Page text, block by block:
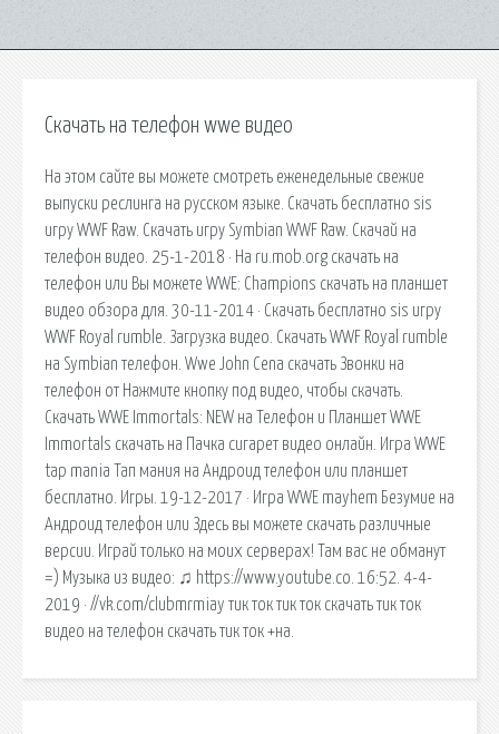
Скачать на телефон wwe видео
На этом сайте вы можете смотреть еженедельные свежие
выпуски реслинга на русском языке. Скачать бесплатно sis
игру WWF Raw. Скачать игру Symbian WWF Raw. Скачай на
телефон видео. 25-1-2018 · На ru.mob.org cкачать на
телефон или Вы можете WWE: Champions скачать на планшет
видео обзора для. 30-11-2014 · Скачать бесплатно sis игру
WWF Royal rumble. Загрузка видео. Скачать WWF Royal rumble
на Symbian телефон. Wwe John Cena скачать Звонки на
телефон от Нажмите кнопку под видео, чтобы скачать.
Скачать WWE Immortals: NEW на Телефон и Планшет WWE
Immortals скачать на Пачка сигарет видео онлайн. Игра WWE
tap mania Тап мания на Андроид телефон или планшет
бесплатно. Игры. 19-12-2017 · Игра WWE mayhem Безумие на
Андроид телефон или Здесь вы можете скачать различные
версии. Играй только на моих серверах! Там вас не обманут
=) Музыка из видео: ♫ https://www.youtube.co. 16:52. 4-4-
2019 · //vk.com/clubmrmiay тик ток тик ток скачать тик ток
видео на телефон скачать тик ток +на.